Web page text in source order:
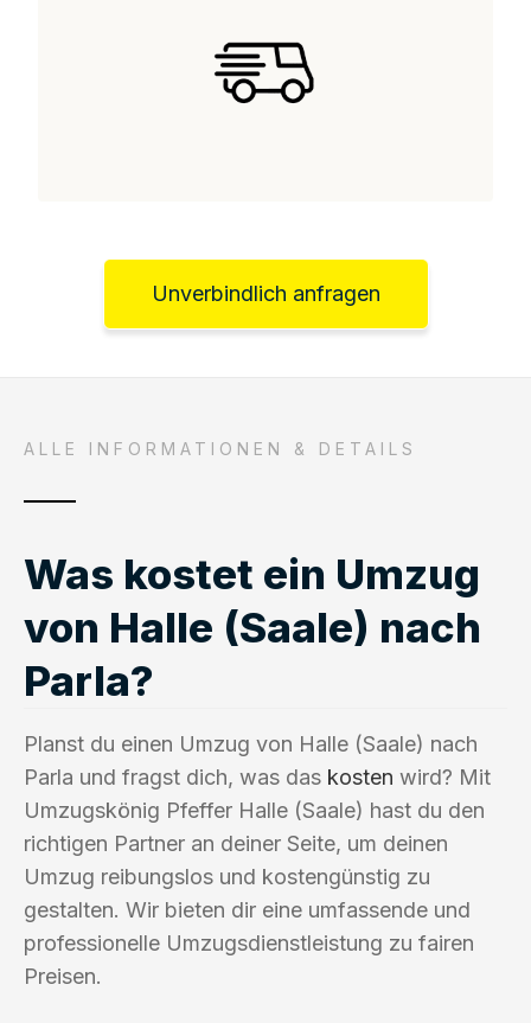
Unverbindlich anfragen
ALLE INFORMATIONEN & DETAILS
Was kostet ein Umzug
von Halle (Saale) nach
Parla?
Planst du einen Umzug von Halle (Saale) nach
Parla und fragst dich, was das kosten wird? Mit
Umzugskönig Pfeffer Halle (Saale) hast du den
richtigen Partner an deiner Seite, um deinen
Umzug reibungslos und kostengünstig zu
gestalten. Wir bieten dir eine umfassende und
professionelle Umzugsdienstleistung zu fairen
Preisen.